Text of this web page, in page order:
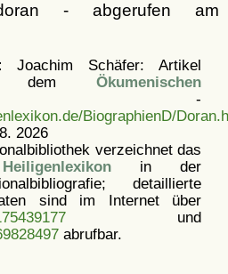
odoran - abgerufen am
Joachim Schäfer: Artikel
dem Ökumenischen
BiographienD/
2026
verzeichnet das
in der
detaillierte
sind im Internet über
und
abrufbar.